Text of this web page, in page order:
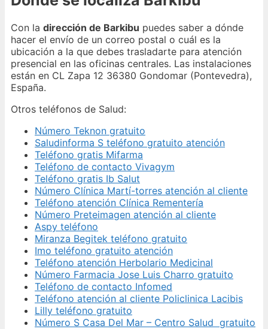
Con la dirección de Barkibu puedes saber a dónde
hacer el envío de un correo postal o cuál es la
ubicación a la que debes trasladarte para atención
presencial en las oficinas centrales. Las instalaciones
están en CL Zapa 12 36380 Gondomar (Pontevedra),
España.
Otros teléfonos de Salud:
Número Teknon gratuito
Saludinforma S teléfono gratuito atención
Teléfono gratis Mifarma
Teléfono de contacto Vivagym
Teléfono gratis Ib Salut
Número Clínica Martí-torres atención al cliente
Teléfono atención Clínica Rementería
Número Preteimagen atención al cliente
Aspy teléfono
Miranza Begitek teléfono gratuito
Imo teléfono gratuito atención
Teléfono atención Herbolario Medicinal
Número Farmacia Jose Luis Charro gratuito
Teléfono de contacto Infomed
Teléfono atención al cliente Policlinica Lacibis
Lilly teléfono gratuito
Número S Casa Del Mar – Centro Salud gratuito